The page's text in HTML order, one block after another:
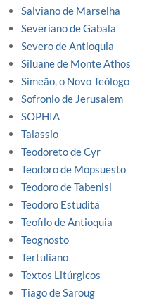
Salviano de Marselha
Severiano de Gabala
Severo de Antioquia
Siluane de Monte Athos
Simeão, o Novo Teólogo
Sofronio de Jerusalem
SOPHIA
Talassio
Teodoreto de Cyr
Teodoro de Mopsuesto
Teodoro de Tabenisi
Teodoro Estudita
Teofilo de Antioquia
Teognosto
Tertuliano
Textos Litúrgicos
Tiago de Saroug